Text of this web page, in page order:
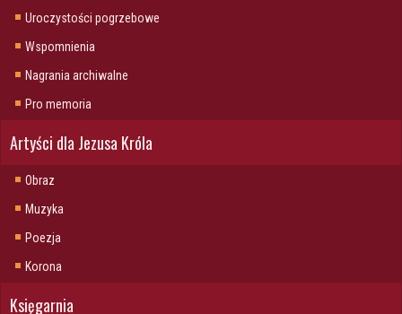
Uroczystości pogrzebowe
Wspomnienia
Nagrania archiwalne
Pro memoria
Artyści dla Jezusa Króla
Obraz
Muzyka
Poezja
Korona
Księgarnia